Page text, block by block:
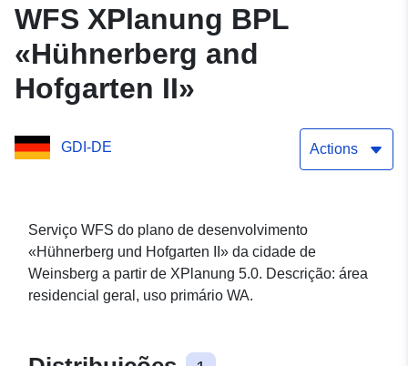
WFS XPlanung BPL
«Hühnerberg and
Hofgarten II»
GDI-DE Actions
Serviço WFS do plano de desenvolvimento
«Hühnerberg und Hofgarten II» da cidade de
Weinsberg a partir de XPlanung 5.0. Descrição: área
residencial geral, uso primário WA.